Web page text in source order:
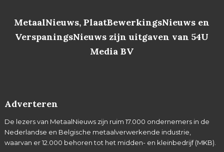
MetaalNieuws, PlaatBewerkingsNieuws en
VerspaningsNieuws zijn uitgaven van 54U
Media BV
Adverteren
De lezers van MetaalNieuws zijn ruim 17.000 ondernemers in de
Nederlandse en Belgische metaalverwerkende industrie,
waarvan er 12.000 behoren tot het midden- en kleinbedrijf (MKB).